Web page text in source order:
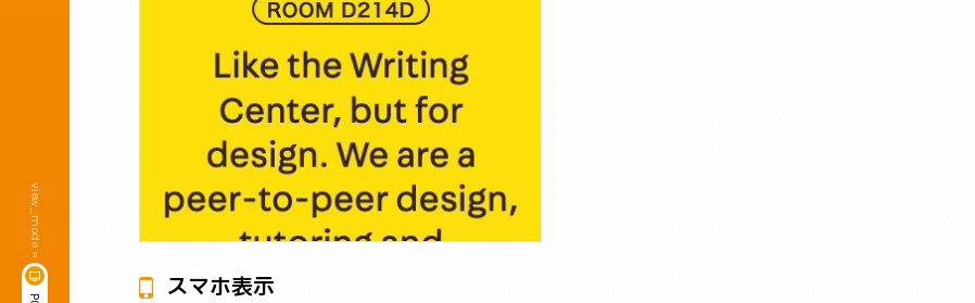
view_mode =
P スマホ表示